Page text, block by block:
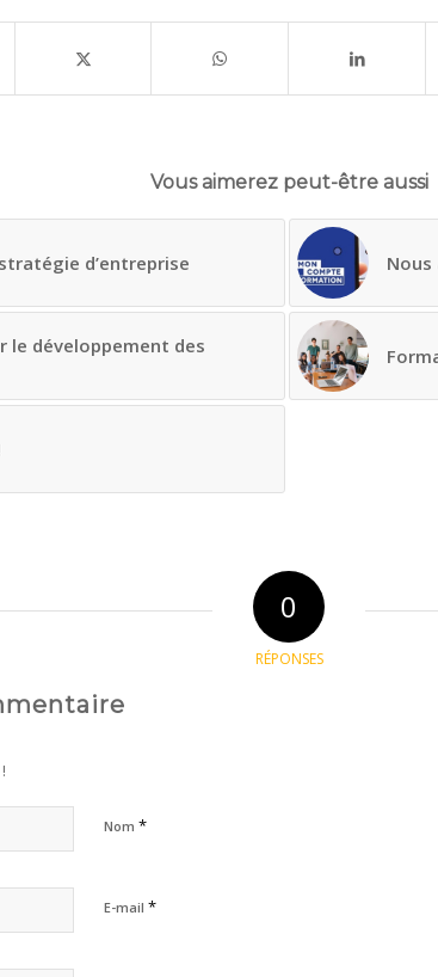
Vous aimerez peut-être aussi
d’entreprise
le développement des
0
RÉPONSES
Nom *
E-mail *